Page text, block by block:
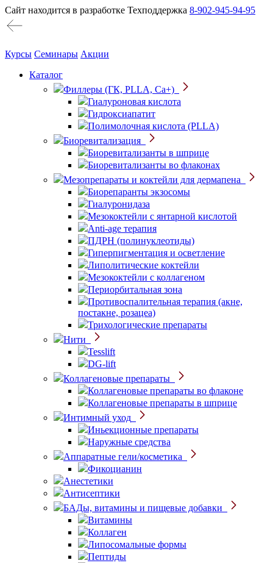
Сайт находится в разработке Техподдержка 8-902-945-94-95
Курсы Семинары Акции
Каталог
Филлеры (ГК, PLLA, Ca+)
Гиалуроновая кислота
Гидроксиапатит
Полимолочная кислота (PLLA)
Биоревитализация
Биоревитализанты в шприце
Биоревитализанты во флаконах
Мезопрепараты и коктейли для дермапена
Биорепаранты экзосомы
Гиалуронидаза
Мезококтейли с янтарной кислотой
Anti-age терапия
ПДРН (полинуклеотиды)
Гиперпигментация и осветление
Липолитические коктейли
Мезококтейли с коллагеном
Периорбитальная зона
Противоспалительная терапия (акне,
постакне, розацеа)
Трихологические препараты
Нити
Tesslift
DG-lift
Коллагеновые препараты
Коллагеновые препараты во флаконе
Коллагеновые препараты в шприце
Интимный уход
Иньекционные препараты
Наружные средства
Аппаратные гели/косметика
Фикоцианин
Анестетики
Антисептики
БАДы, витамины и пищевые добавки
Витамины
Коллаген
Липосомальные формы
Пептиды